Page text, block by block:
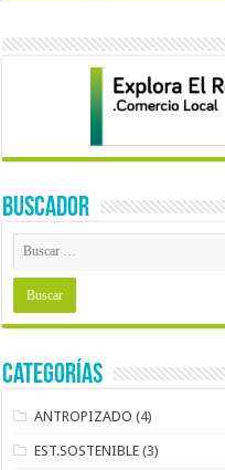
BUSCADOR
Categorías
ANTROPIZADO (4)
EST.SOSTENIBLE (3)